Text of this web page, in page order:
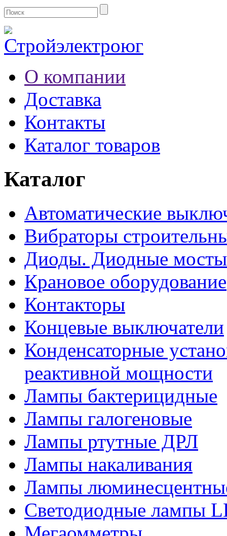
О компании
Доставка
Контакты
Каталог товаров
Каталог
Автоматические
Вибраторы
Диоды. Диодные мосты
Крановое оборудование
Контакторы
Концевые выключатели
Конденсаторные
реактивной мощности
Лампы бактерицидные
Лампы галогеновые
Лампы ртутные ДРЛ
Лампы накаливания
Лампы
Светодиодные лампы